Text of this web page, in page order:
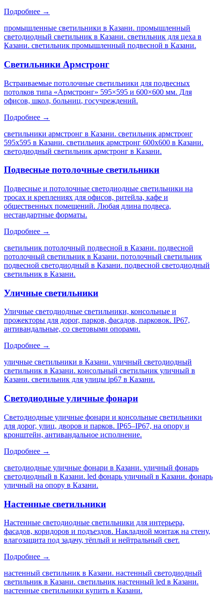
Подробнее →
промышленные светильники в Казани. промышленный
светодиодный светильник в Казани. светильник для цеха в
Казани. светильник промышленный подвесной в Казани.
Светильники Армстронг
Встраиваемые потолочные светильники для подвесных
потолков типа «Армстронг» 595×595 и 600×600 мм. Для
офисов, школ, больниц, госучреждений.
Подробнее →
светильники армстронг в Казани. светильник армстронг
595х595 в Казани. светильник армстронг 600х600 в Казани.
светодиодный светильник армстронг в Казани.
Подвесные потолочные светильники
Подвесные и потолочные светодиодные светильники на
тросах и креплениях для офисов, ритейла, кафе и
общественных помещений. Любая длина подвеса,
нестандартные форматы.
Подробнее →
светильник потолочный подвесной в Казани. подвесной
потолочный светильник в Казани. потолочный светильник
подвесной светодиодный в Казани. подвесной светодиодный
светильник в Казани.
Уличные светильники
Уличные светодиодные светильники, консольные и
прожекторы для дорог, парков, фасадов, парковок. IP67,
антивандальные, со световыми опорами.
Подробнее →
уличные светильники в Казани. уличный светодиодный
светильник в Казани. консольный светильник уличный в
Казани. светильник для улицы ip67 в Казани.
Светодиодные уличные фонари
Светодиодные уличные фонари и консольные светильники
для дорог, улиц, дворов и парков. IP65–IP67, на опору и
кронштейн, антивандальное исполнение.
Подробнее →
светодиодные уличные фонари в Казани. уличный фонарь
светодиодный в Казани. led фонарь уличный в Казани. фонарь
уличный на опору в Казани.
Настенные светильники
Настенные светодиодные светильники для интерьера,
фасадов, коридоров и подъездов. Накладной монтаж на стену,
влагозащита под задачу, тёплый и нейтральный свет.
Подробнее →
настенный светильник в Казани. настенный светодиодный
светильник в Казани. светильник настенный led в Казани.
настенные светильники купить в Казани.